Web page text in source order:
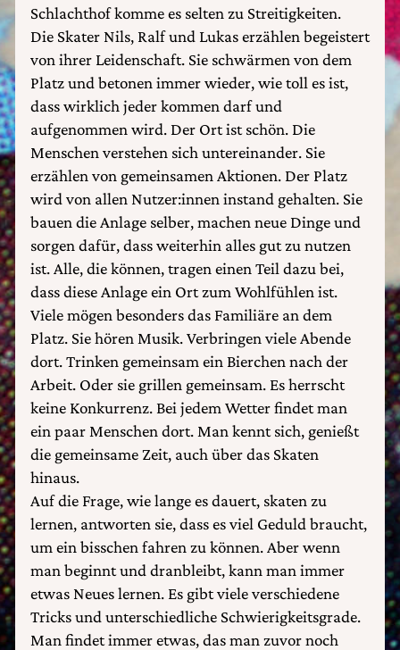
Schlachthof komme es selten zu Streitigkeiten.
Die Skater Nils, Ralf und Lukas erzählen begeistert
von ihrer Leidenschaft. Sie schwärmen von dem
Platz und betonen immer wieder, wie toll es ist,
dass wirklich jeder kommen darf und
aufgenommen wird. Der Ort ist schön. Die
Menschen verstehen sich untereinander. Sie
erzählen von gemeinsamen Aktionen. Der Platz
wird von allen Nutzer:innen instand gehalten. Sie
bauen die Anlage selber, machen neue Dinge und
sorgen dafür, dass weiterhin alles gut zu nutzen
ist. Alle, die können, tragen einen Teil dazu bei,
dass diese Anlage ein Ort zum Wohlfühlen ist.
Viele mögen besonders das Familiäre an dem
Platz. Sie hören Musik. Verbringen viele Abende
dort. Trinken gemeinsam ein Bierchen nach der
Arbeit. Oder sie grillen gemeinsam. Es herrscht
keine Konkurrenz. Bei jedem Wetter findet man
ein paar Menschen dort. Man kennt sich, genießt
die gemeinsame Zeit, auch über das Skaten
hinaus.
Auf die Frage, wie lange es dauert, skaten zu
lernen, antworten sie, dass es viel Geduld braucht,
um ein bisschen fahren zu können. Aber wenn
man beginnt und dranbleibt, kann man immer
etwas Neues lernen. Es gibt viele verschiedene
Tricks und unterschiedliche Schwierigkeitsgrade.
Man findet immer etwas, das man zuvor noch